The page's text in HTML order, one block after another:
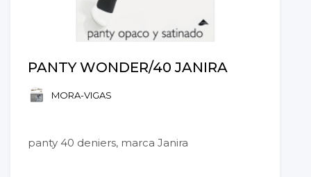
PANTY WONDER/40 JANIRA
MORA-VIGAS
panty 40 deniers, marca Janira